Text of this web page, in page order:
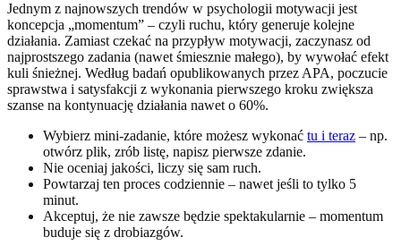
Jednym z najnowszych trendów w psychologii motywacji jest
koncepcja „momentum” – czyli ruchu, który generuje kolejne
działania. Zamiast czekać na przypływ motywacji, zaczynasz od
najprostszego zadania (nawet śmiesznie małego), by wywołać efekt
kuli śnieżnej. Według badań opublikowanych przez APA, poczucie
sprawstwa i satysfakcji z wykonania pierwszego kroku zwiększa
szanse na kontynuację działania nawet o 60%.
Wybierz mini-zadanie, które możesz wykonać tu i teraz – np.
otwórz plik, zrób listę, napisz pierwsze zdanie.
Nie oceniaj jakości, liczy się sam ruch.
Powtarzaj ten proces codziennie – nawet jeśli to tylko 5
minut.
Akceptuj, że nie zawsze będzie spektakularnie – momentum
buduje się z drobiazgów.